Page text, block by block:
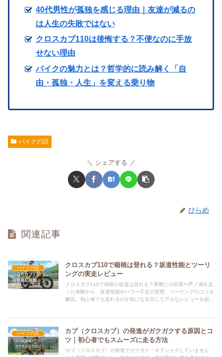
40代男性が孤独を感じる理由｜友達が減るの
は人生の失敗ではない
クロスカブ110は後悔する？不便なのに手放
せない理由
バイクの魅力とは？哲学的に読み解く「自
由・孤独・人生」を変える乗り物
バイクの話
シェアする
ひらめ
関連記事
バイクの話
クロスカブ110で箱根は登れる？坂道性能とツーリ
ングの実走レビュー
クロスカブ110で箱根の坂道は登れる？実際に小田原〜芦ノ湖を走
った体験から、坂道性能やパワー不足の実態、ツーリングのコツを
解説。初心者でも走れるのか気になる方にリアルなレビューを紹介
バイクの話
カブ（クロスカブ）の発進がガクガクする原因とコ
ツ｜初心者でもスムーズに走る方法
カブ（クロスカブ）の発進でガクガク・ギクシャクしていません